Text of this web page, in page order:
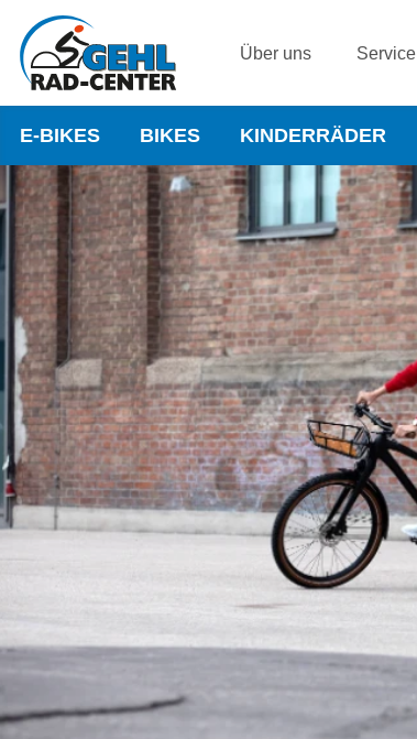
Über uns Service
E-BIKES BIKES KINDERRÄDER